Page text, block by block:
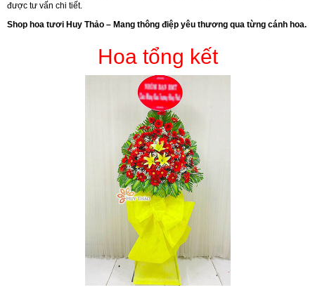
được tư vấn chi tiết.
Shop hoa tươi Huy Thảo – Mang thông điệp yêu thương qua từng cánh hoa.
Hoa tổng kết